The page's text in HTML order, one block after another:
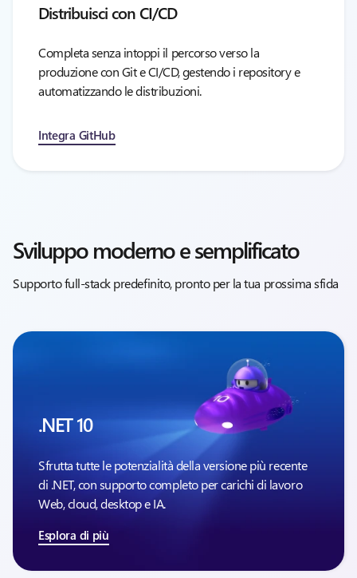
Distribuisci con CI/CD
Completa senza intoppi il percorso verso la
produzione con Git e CI/CD, gestendo i repository e
automatizzando le distribuzioni.
Integra GitHub
Sviluppo moderno e semplificato
Supporto full-stack predefinito, pronto per la tua prossima sfida
.NET 10
Sfrutta tutte le potenzialità della versione più recente
di .NET, con supporto completo per carichi di lavoro
Web, cloud, desktop e IA.
Esplora di più